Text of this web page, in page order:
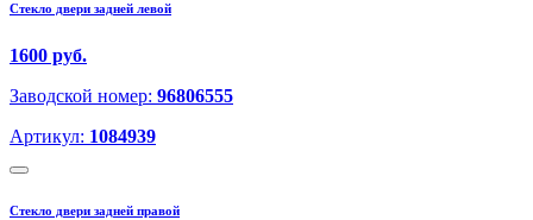
Стекло двери задней левой
1600 руб.
Заводской номер: 96806555
Артикул: 1084939
Стекло двери задней правой